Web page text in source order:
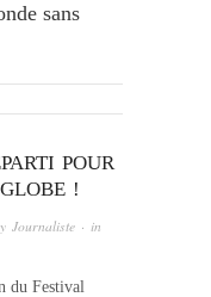
sans
POUR
!
Journaliste · in
du Festival